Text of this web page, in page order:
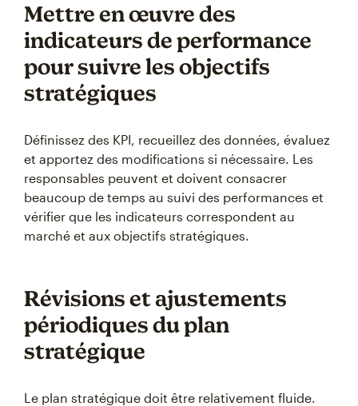
Mettre en œuvre des
indicateurs de performance
pour suivre les objectifs
stratégiques
Définissez des KPI, recueillez des données, évaluez
et apportez des modifications si nécessaire. Les
responsables peuvent et doivent consacrer
beaucoup de temps au suivi des performances et
vérifier que les indicateurs correspondent au
marché et aux objectifs stratégiques.
Révisions et ajustements
périodiques du plan
stratégique
Le plan stratégique doit être relativement fluide.